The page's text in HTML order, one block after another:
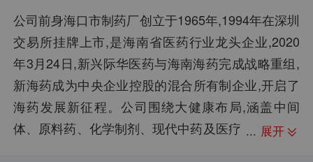
股东户数：11.29万 资产总计：57.89亿
每股未分配利润：-3.19 销售净利率：-48.52%
股权质押：-- 负债合计：57.51亿
每股现金流：0.10 资产负债率： 99.35%
展开
公司前身海口市制药厂创立于1965年,1994年在深圳
交易所挂牌上市,是海南省医药行业龙头企业,2020
年3月24日,新兴际华医药与海南海药完成战略重组,
新海药成为中央企业控股的混合所有制企业,开启了
海药发展新征程。公司围绕大健康布局,涵盖中间
体、原料药、化学制剂、现代中药及医疗